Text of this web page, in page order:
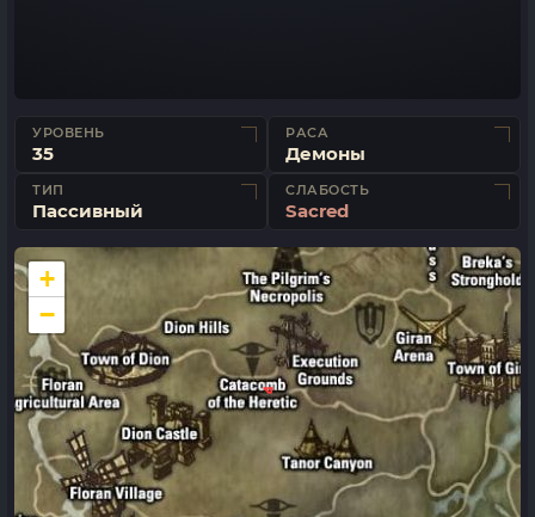
УРОВЕНЬ
35
РАСА
Демоны
ТИП
Пассивный
СЛАБОСТЬ
Sacred
+
−